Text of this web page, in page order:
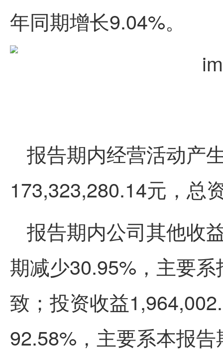
年同期增长9.04%。
报告期内经营活动产
173,323,280.14元，总
报告期内公司其他收
期减少30.95%，主要
致；投资收益
92.58%，主要系本报